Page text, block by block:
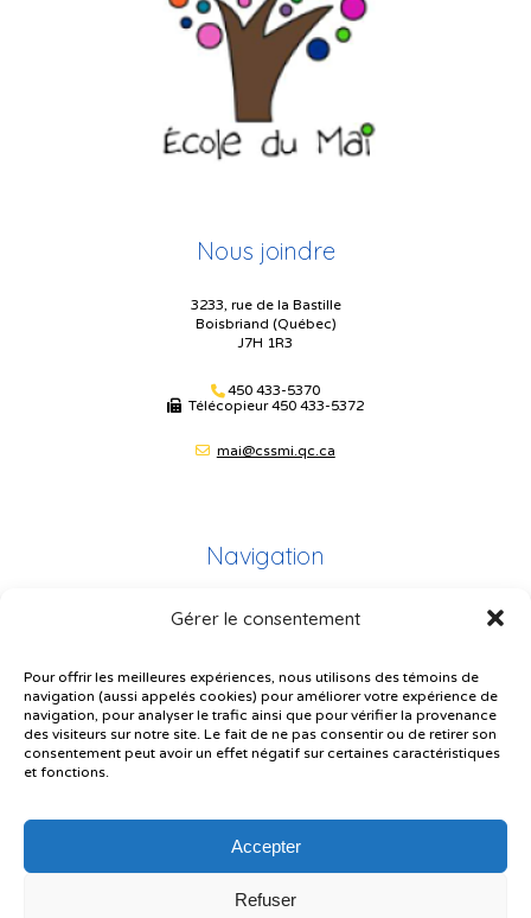
Gérer le consentement
Pour offrir les meilleures expériences, nous utilisons des témoins de
navigation (aussi appelés cookies) pour améliorer votre expérience de
navigation, pour analyser le trafic ainsi que pour vérifier la provenance
des visiteurs sur notre site. Le fait de ne pas consentir ou de retirer son
consentement peut avoir un effet négatif sur certaines caractéristiques
et fonctions.
Accepter
Refuser
Nous joindre
3233, rue de la Bastille
Boisbriand (Québec)
J7H 1R3
450 433-5370
Télécopieur450 433-5372
mai@cssmi.qc.ca
Navigation
Plan du site
Plainte – service à l’élève
Politique de confidentialité